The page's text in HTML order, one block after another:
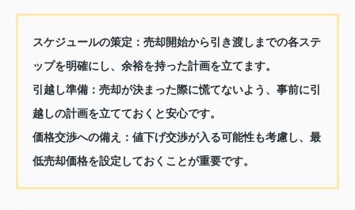
スケジュールの策定： 売却開始から引き渡しまでの各ステ
ップを明確にし、余裕を持った計画を立てます。
引越し準備： 売却が決まった際に慌てないよう、事前に引
越しの計画を立てておくと安心です。
価格交渉への備え： 値下げ交渉が入る可能性も考慮し、最
低売却価格を設定しておくことが重要です。